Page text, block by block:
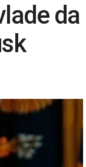
da